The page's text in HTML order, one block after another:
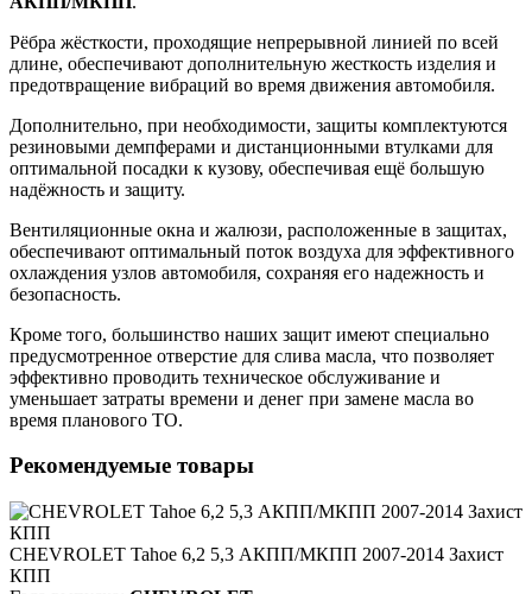
Рёбра жёсткости, проходящие непрерывной линией по всей
длине, обеспечивают дополнительную жесткость изделия и
предотвращение вибраций во время движения автомобиля.
Дополнительно, при необходимости, защиты комплектуются
резиновыми демпферами и дистанционными втулками для
оптимальной посадки к кузову, обеспечивая ещё большую
надёжность и защиту.
Вентиляционные окна и жалюзи, расположенные в защитах,
обеспечивают оптимальный поток воздуха для эффективного
охлаждения узлов автомобиля, сохраняя его надежность и
безопасность.
Кроме того, большинство наших защит имеют специально
предусмотренное отверстие для слива масла, что позволяет
эффективно проводить техническое обслуживание и
уменьшает затраты времени и денег при замене масла во
время планового ТО.
Рекомендуемые товары
CHEVROLET Tahoe 6,2 5,3 АКПП/МКПП 2007-2014 Захист
КПП